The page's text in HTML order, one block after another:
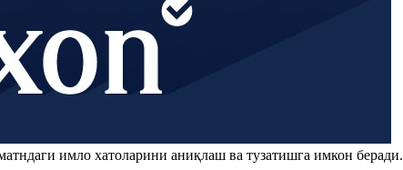
имло хатоларини аниқлаш ва тузатишга имкон беради.